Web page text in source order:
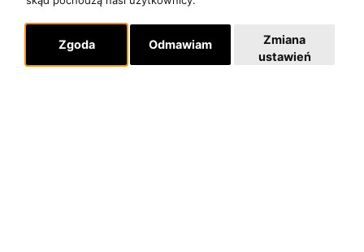
Zgoda Odmawiam
Zmiana
ustawień
KONTAKT
POLITYKA PRYWATNOŚCI